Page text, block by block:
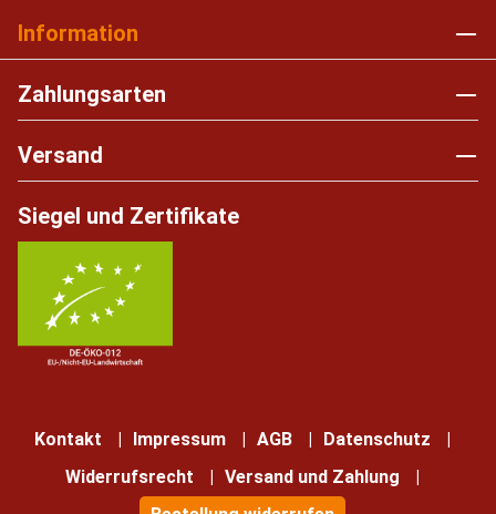
Information
Zahlungsarten
Versand
Siegel und Zertifikate
Kontakt Impressum AGB
Datenschutz
Widerrufsrecht
Versand und Zahlung